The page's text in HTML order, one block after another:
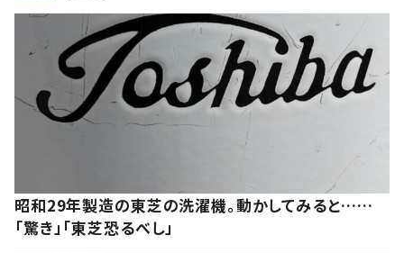
昭和29年製造の東芝の洗濯機。動かしてみると……
「驚き」「東芝恐るべし」